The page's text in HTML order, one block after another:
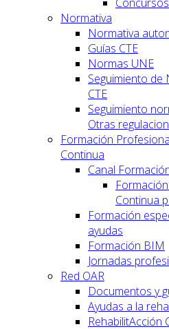
Normativa
Normativa
Guías CTE
Normas UNE
Seguimiento de
CTE
Seguimiento
Otras
Formación
Continua
Canal
Continua
Formación
ayudas
Formación BIM
Jornadas
Red OAR
Documentos y
Ayudas a la
RehabilitAcción